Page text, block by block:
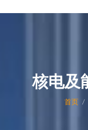
核电及
首页